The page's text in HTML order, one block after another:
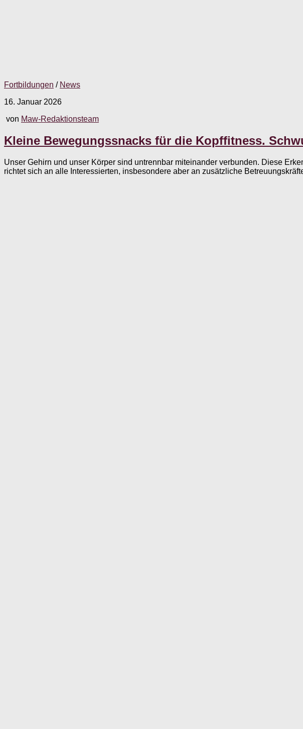
Fortbildungen / News
16. Januar 2026
von Maw-Redaktionsteam
Kleine Bewegungssnacks für die Kopffitness.
Unser Gehirn und unser Körper sind untrennbar miteinander verbunden. Diese
richtet sich an alle Interessierten, insbesondere aber an zusätzliche